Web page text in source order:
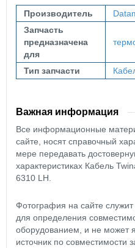
Производитель
Запчасть
предназначена
для
Тип запчасти
Важная информация
Все информационные
сайте, носят справочный
мере передавать
характеристиках Кабель
6310 LH.
Фотография на сайте
для определения
оборудованием, и не может
источник по совместимости